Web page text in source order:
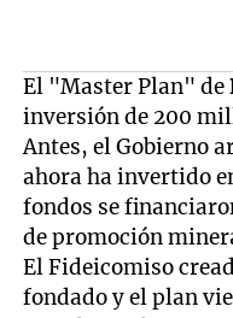
El "Master Plan" de
inversión de 200
Antes, el Gobierno
ahora ha invertido
fondos se
de promoción
El Fideicomiso
fondado y el plan